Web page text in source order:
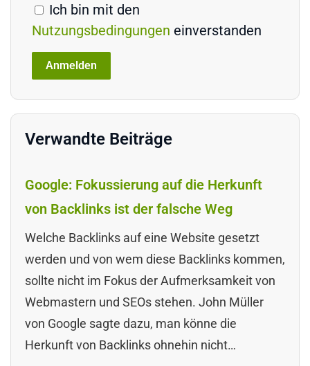
Ich bin mit den
Nutzungsbedingungen einverstanden
Verwandte Beiträge
Google: Fokussierung auf die Herkunft
von Backlinks ist der falsche Weg
Welche Backlinks auf eine Website gesetzt
werden und von wem diese Backlinks kommen,
sollte nicht im Fokus der Aufmerksamkeit von
Webmastern und SEOs stehen. John Müller
von Google sagte dazu, man könne die
Herkunft von Backlinks ohnehin nicht…